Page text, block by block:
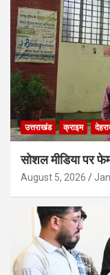
उत्तराखंड क्राइम
सोशल मीडिया पर
August 5, 2026